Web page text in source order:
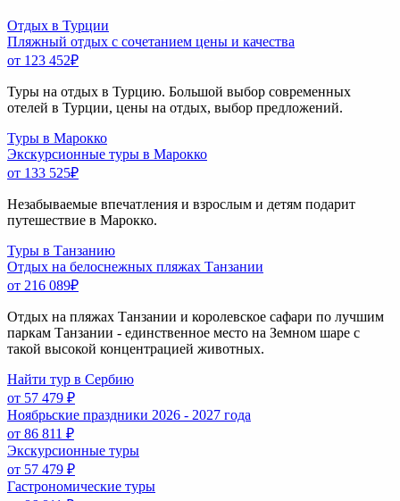
Отдых в Турции
Пляжный отдых с сочетанием цены и качества
от 123 452₽
Туры на отдых в Турцию. Большой выбор современных
отелей в Турции, цены на отдых, выбор предложений.
Туры в Марокко
Экскурсионные туры в Марокко
от 133 525₽
Незабываемые впечатления и взрослым и детям подарит
путешествие в Марокко.
Туры в Танзанию
Отдых на белоснежных пляжах Танзании
от 216 089₽
Отдых на пляжах Танзании и королевское сафари по лучшим
паркам Танзании - единственное место на Земном шаре с
такой высокой концентрацией животных.
Найти тур в Сербию
от 57 479 ₽
Ноябрьские праздники 2026 - 2027 года
от 86 811 ₽
Экскурсионные туры
от 57 479 ₽
Гастрономические туры